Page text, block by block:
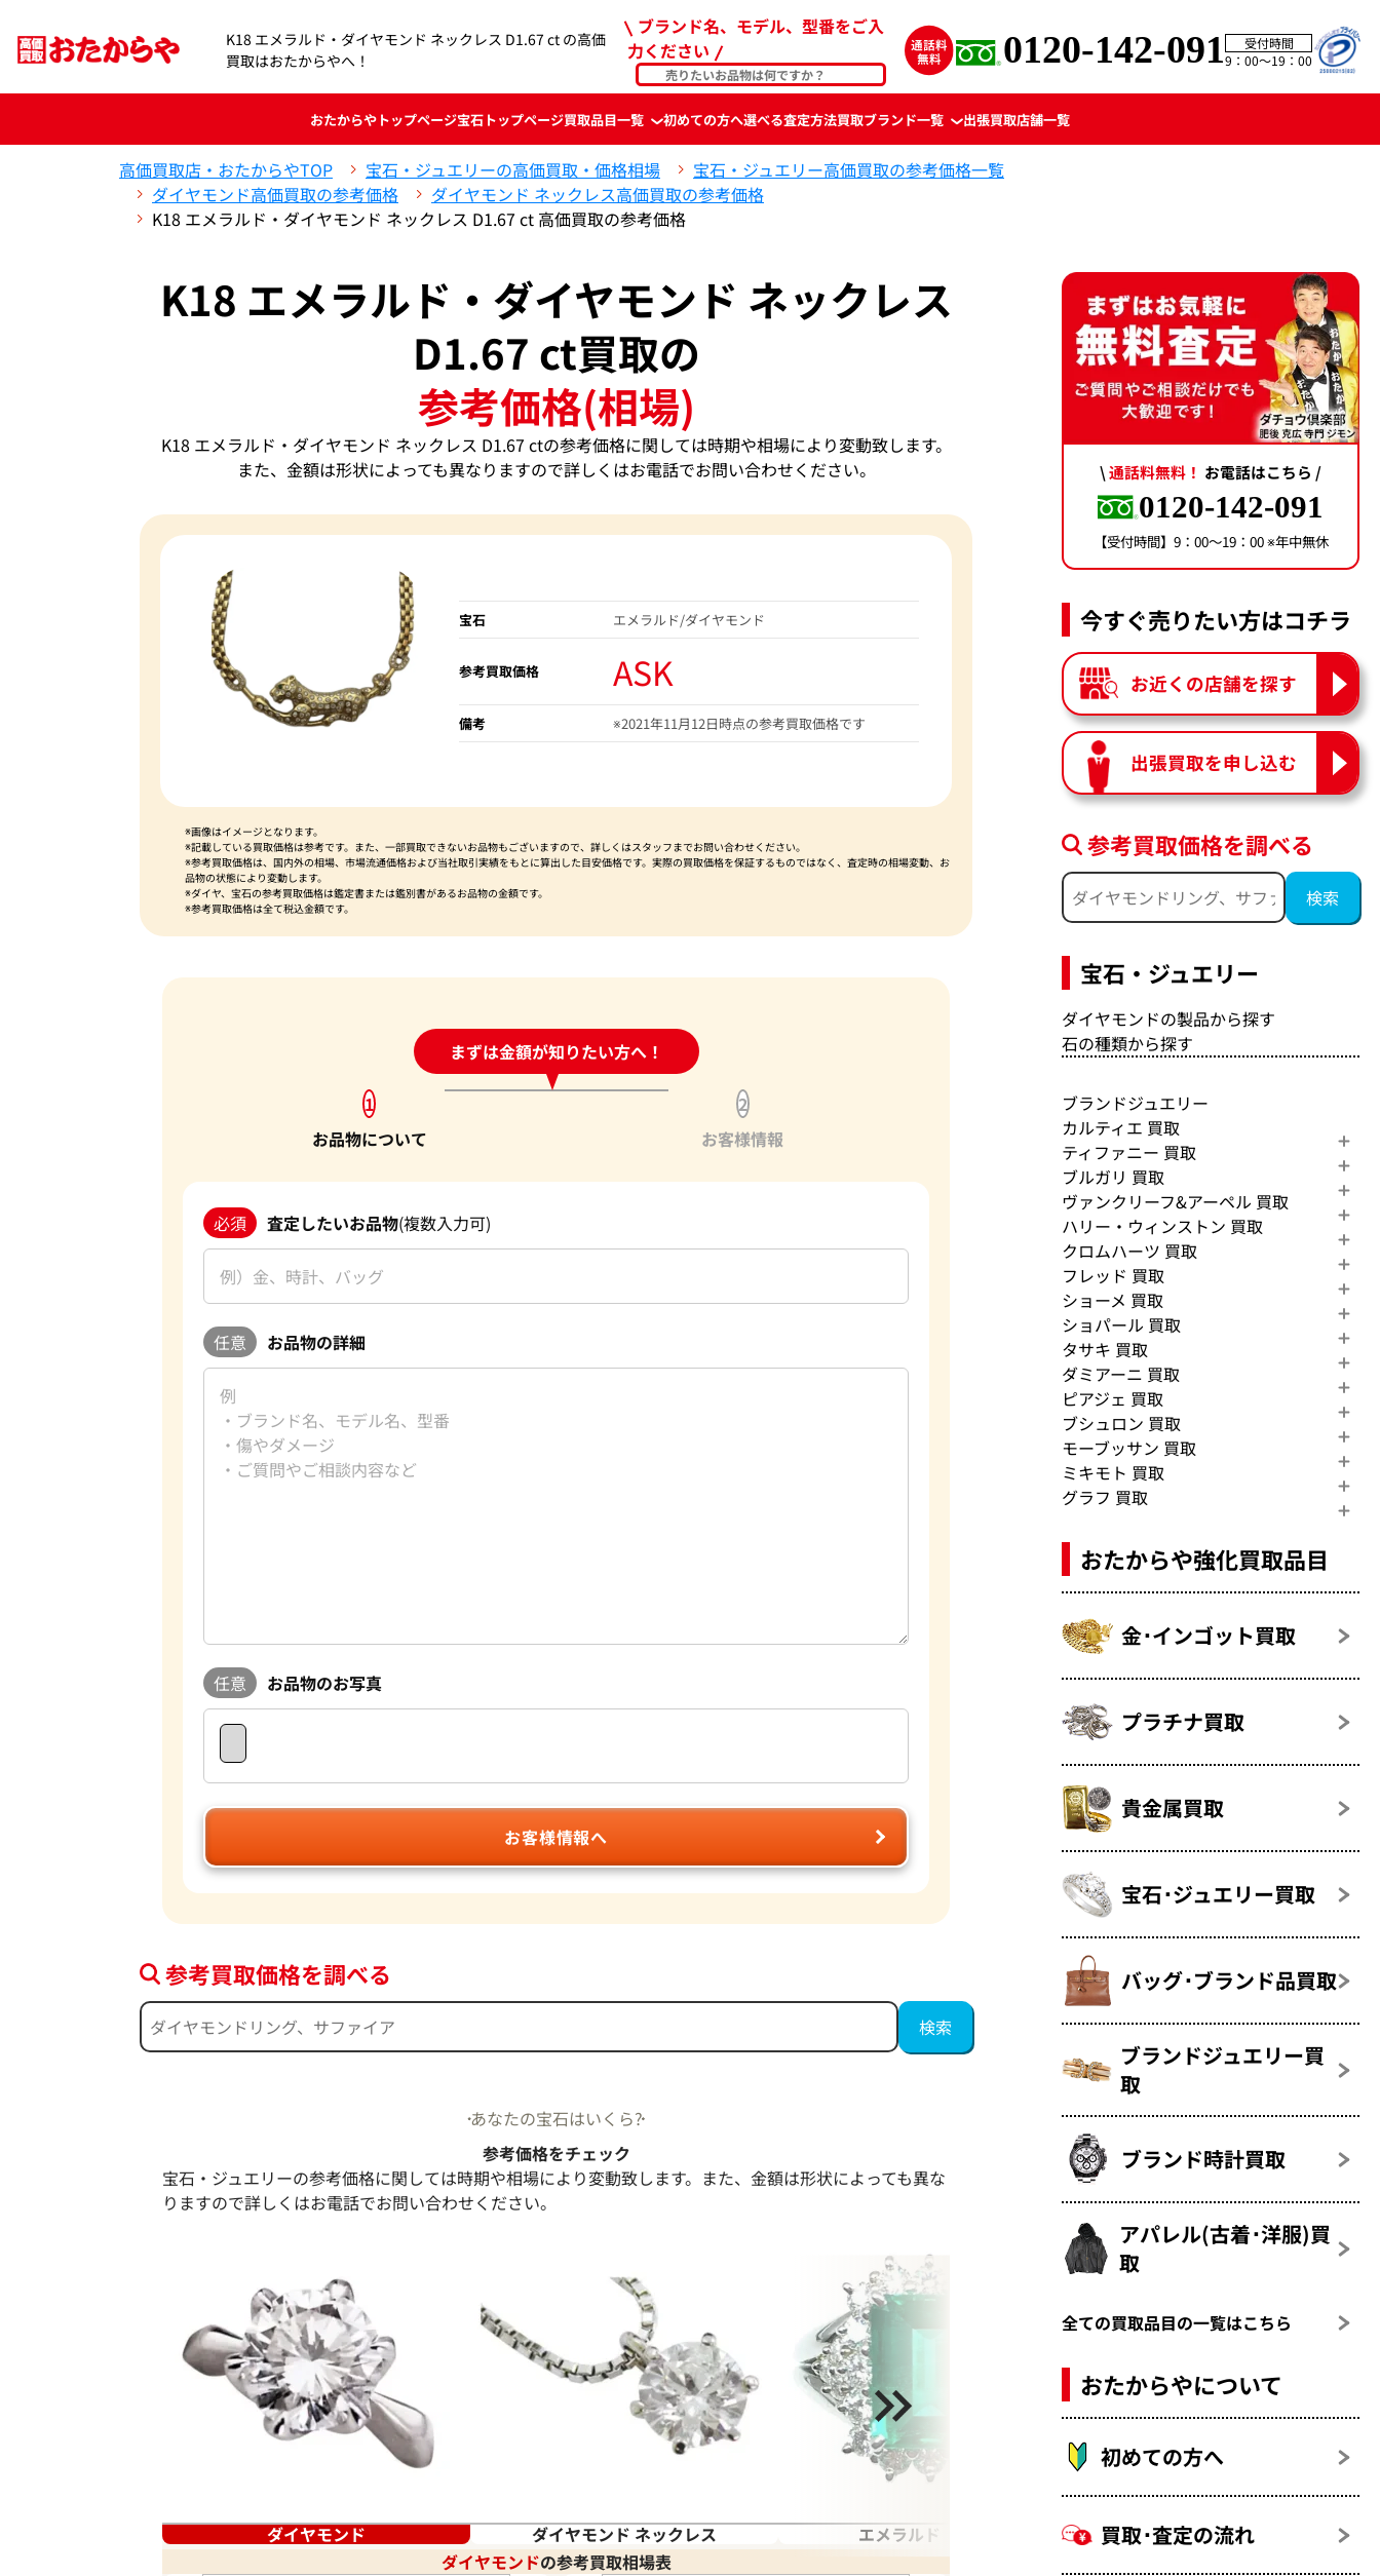
K18 エメラルド・ダイヤモンド ネックレス D1.67 ct の高価
買取はおたからやへ！
ブランド名、モデル、型番をご入
力ください
0120-142-091
受付時間
9：00〜19：00
おたからやトップページ宝石トップページ買取品目一覧 初めての方へ選べる査定方法買取ブランド一覧 出張買取店舗一覧
高価買取店・おたからやTOP 宝石・ジュエリーの高価買取・価格相場
宝石・ジュエリー高価買取の参考価格一覧
ダイヤモンド高価買取の参考価格
ダイヤモンド ネックレス高価買取の参考価格
K18 エメラルド・ダイヤモンド ネックレス D1.67 ct 高価買取の参考価格
K18 エメラルド・ダイヤモンド ネックレス
D1.67 ct買取の
参考価格(相場)
K18 エメラルド・ダイヤモンド ネックレス D1.67 ctの参考価格に関しては時期や相場により変動致します。
また、金額は形状によっても異なりますので詳しくはお電話でお問い合わせください。
宝石 エメラルド/ダイヤモンド
参考買取価格 ASK
備考 ※2021年11月12日時点の参考買取価格です
※画像はイメージとなります。
※記載している買取価格は参考です。また、一部買取できないお品物もございますので、詳しくはスタッフまでお問い合わせください。
※参考買取価格は、国内外の相場、市場流通価格および当社取引実績をもとに算出した目安価格です。実際の買取価格を保証するものではなく、査定時の相場変動、お
品物の状態により変動します。
※ダイヤ、宝石の参考買取価格は鑑定書または鑑別書があるお品物の金額です。
※参考買取価格は全て税込金額です。
まずは金額が知りたい方へ！
24時間受付中!問い合わせフォーム
1
お品物について
2
お客様情報
必須 査定したいお品物(複数入力可)
任意 お品物の詳細
任意 お品物のお写真
お客様情報へ
参考買取価格を調べる
あなたの宝石はいくら?
参考価格をチェック
宝石・ジュエリーの参考価格に関しては時期や相場により変動致します。また、金額は形状によっても異な
りますので詳しくはお電話でお問い合わせください。
ダイヤモンド ダイヤモンド ネックレス エメラルド（翠玉）
エメラルド（翠玉） ネックレス
ダイヤモンドの参考買取相場表
\通話料無料！ お電話はこちら /
0120-142-091
【受付時間】9：00〜19：00 ※年中無休
今すぐ売りたい方はコチラ
お近くの店舗を探す
出張買取を申し込む
参考買取価格を調べる
宝石・ジュエリー
ダイヤモンドの製品から探す
石の種類から探す
ブランドジュエリー
カルティエ 買取
ティファニー 買取
ブルガリ 買取
ヴァンクリーフ&アーペル 買取
ハリー・ウィンストン 買取
クロムハーツ 買取
フレッド 買取
ショーメ 買取
ショパール 買取
タサキ 買取
ダミアーニ 買取
ピアジェ 買取
ブシュロン 買取
モーブッサン 買取
ミキモト 買取
グラフ 買取
おたからや強化買取品目
金･インゴット買取
プラチナ買取
貴金属買取
宝石･ジュエリー買取
バッグ･ブランド品買取
ブランドジュエリー買
取
ブランド時計買取
アパレル(古着･洋服)買
取
全ての買取品目の一覧はこちら
おたからやについて
初めての方へ
買取･査定の流れ